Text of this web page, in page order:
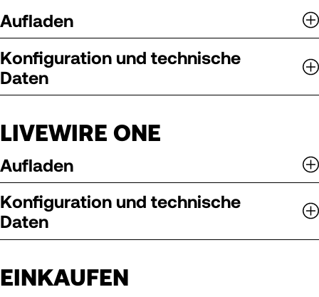
Aufladen
Konfiguration und technische
Daten
LIVEWIRE ONE
Aufladen
Konfiguration und technische
Daten
EINKAUFEN